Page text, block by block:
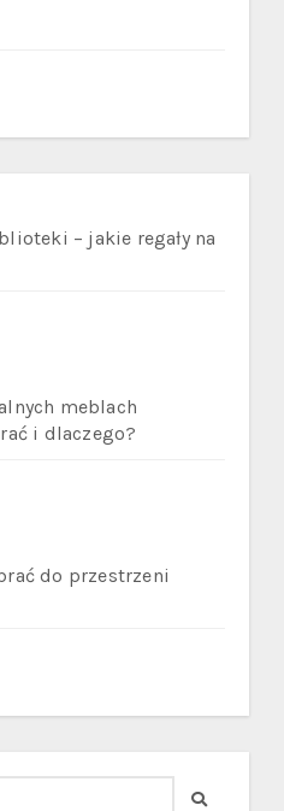
– jakie regały na
meblach
i dlaczego?
do przestrzeni